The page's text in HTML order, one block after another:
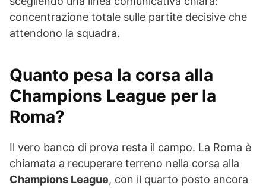
concentrazione totale sulle partite decisive che
attendono la squadra.
Quanto pesa la corsa alla
Champions League per la
Roma?
Il vero banco di prova resta il campo. La Roma è
chiamata a recuperare terreno nella corsa alla
Champions League, con il quarto posto ancora